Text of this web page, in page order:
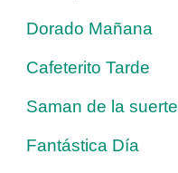
Dorado Mañana
Cafeterito Tarde
Saman de la suerte
Fantástica Día